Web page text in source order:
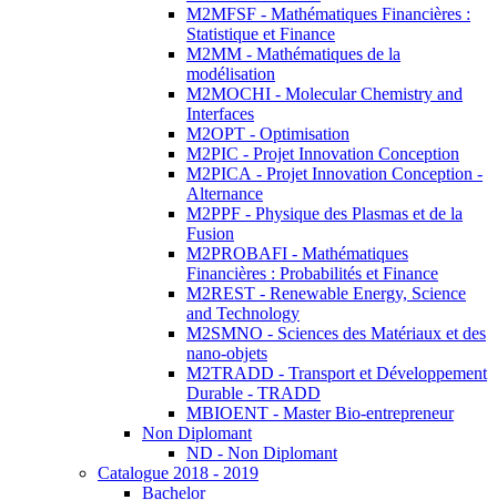
M2MFSF - Mathématiques Financières :
Statistique et Finance
M2MM - Mathématiques de la
modélisation
M2MOCHI - Molecular Chemistry and
Interfaces
M2OPT - Optimisation
M2PIC - Projet Innovation Conception
M2PICA - Projet Innovation Conception -
Alternance
M2PPF - Physique des Plasmas et de la
Fusion
M2PROBAFI - Mathématiques
Financières : Probabilités et Finance
M2REST - Renewable Energy, Science
and Technology
M2SMNO - Sciences des Matériaux et des
nano-objets
M2TRADD - Transport et Développement
Durable - TRADD
MBIOENT - Master Bio-entrepreneur
Non Diplomant
ND - Non Diplomant
Catalogue 2018 - 2019
Bachelor